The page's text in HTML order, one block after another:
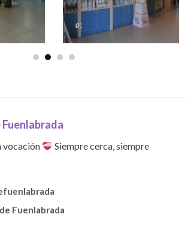
ø;
Fuenlabrada
vocación
Siempre cerca, siempre
Fuenlabrada